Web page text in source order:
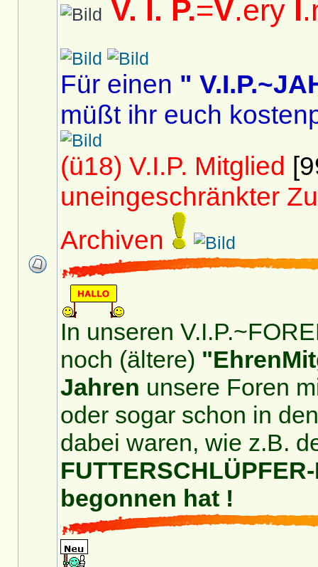
V. I. P.=V.ery
Für einen "
müßt ihr euch
(ü18) V.I.P. Mitglied
uneingeschränkter
Archiven
In unseren
noch (ältere)
Jahren unsere Foren
oder sogar schon in
dabei waren, wie z.B.
begonnen hat !